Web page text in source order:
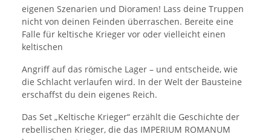
eigenen Szenarien und Dioramen! Lass deine Truppen
nicht von deinen Feinden überraschen. Bereite eine
Falle für keltische Krieger vor oder vielleicht einen
keltischen
Angriff auf das römische Lager – und entscheide, wie
die Schlacht verlaufen wird. In der Welt der Bausteine
erschaffst du dein eigenes Reich.
Das Set „Keltische Krieger“ erzählt die Geschichte der
rebellischen Krieger, die das IMPERIUM ROMANUM